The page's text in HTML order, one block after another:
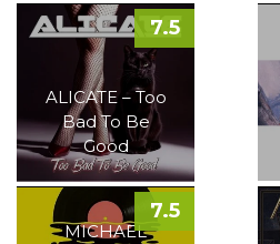
ALICATE – Too
Bad To Be
Good
7.5
MICHAEL
7.5